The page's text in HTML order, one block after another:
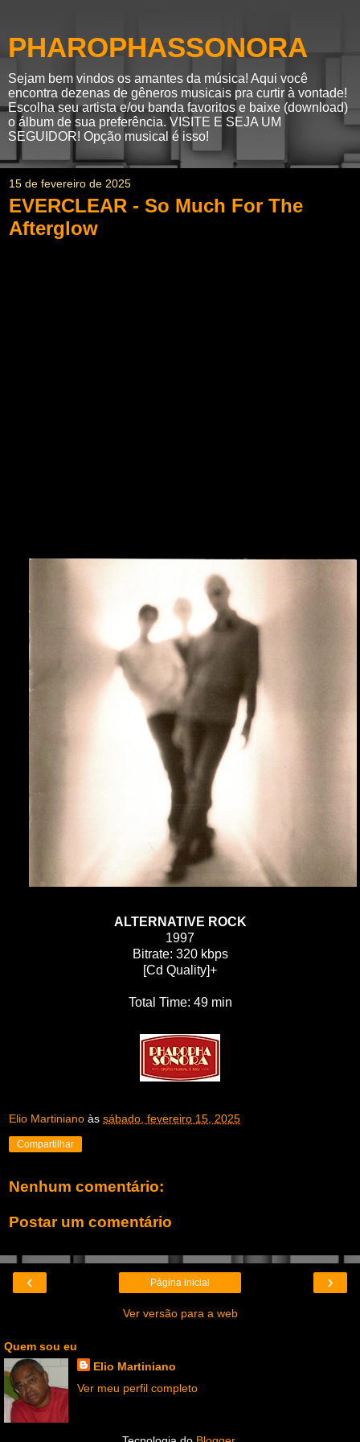
PHAROPHASSONORA
Sejam bem vindos os amantes da música! Aqui você
encontra dezenas de gêneros musicais pra curtir à vontade!
Escolha seu artista e/ou banda favoritos e baixe (download)
o álbum de sua preferência. VISITE E SEJA UM
SEGUIDOR! Opção musical é isso!
15 de fevereiro de 2025
EVERCLEAR - So Much For The
Afterglow
ALTERNATIVE ROCK
1997
Bitrate: 320 kbps
[Cd Quality]+
Total Time: 49 min
Elio Martiniano às sábado, fevereiro 15, 2025
Compartilhar
Nenhum comentário:
Postar um comentário
‹ ›
Página inicial
Ver versão para a web
Quem sou eu
Elio Martiniano
Ver meu perfil completo